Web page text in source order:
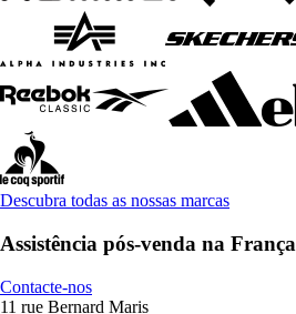
Descubra todas as nossas marcas
Assistência pós-venda na França
Contacte-nos
11 rue Bernard Maris